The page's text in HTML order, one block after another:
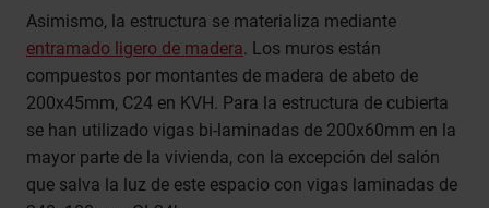
Asimismo, la estructura se materializa mediante
entramado ligero de madera. Los muros están
compuestos por montantes de madera de abeto de
200x45mm, C24 en KVH. Para la estructura de cubierta
se han utilizado vigas bi-laminadas de 200x60mm en la
mayor parte de la vivienda, con la excepción del salón
que salva la luz de este espacio con vigas laminadas de